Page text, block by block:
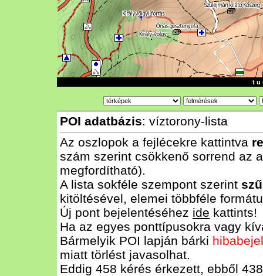
t u
POI adatbázis: víztorony-lista
Az oszlopok a fejlécekre kattintva
szám szerint csökkenő sorrend az
megfordítható).
A lista sokféle szempont szerint
kitöltésével, elemei többféle
Új pont bejelentéséhez ide kattints!
Ha az egyes ponttípusokra vagy
Bármelyik POI lapján bárki
miatt törlést javasolhat.
Eddig 458 kérés érkezett, ebből